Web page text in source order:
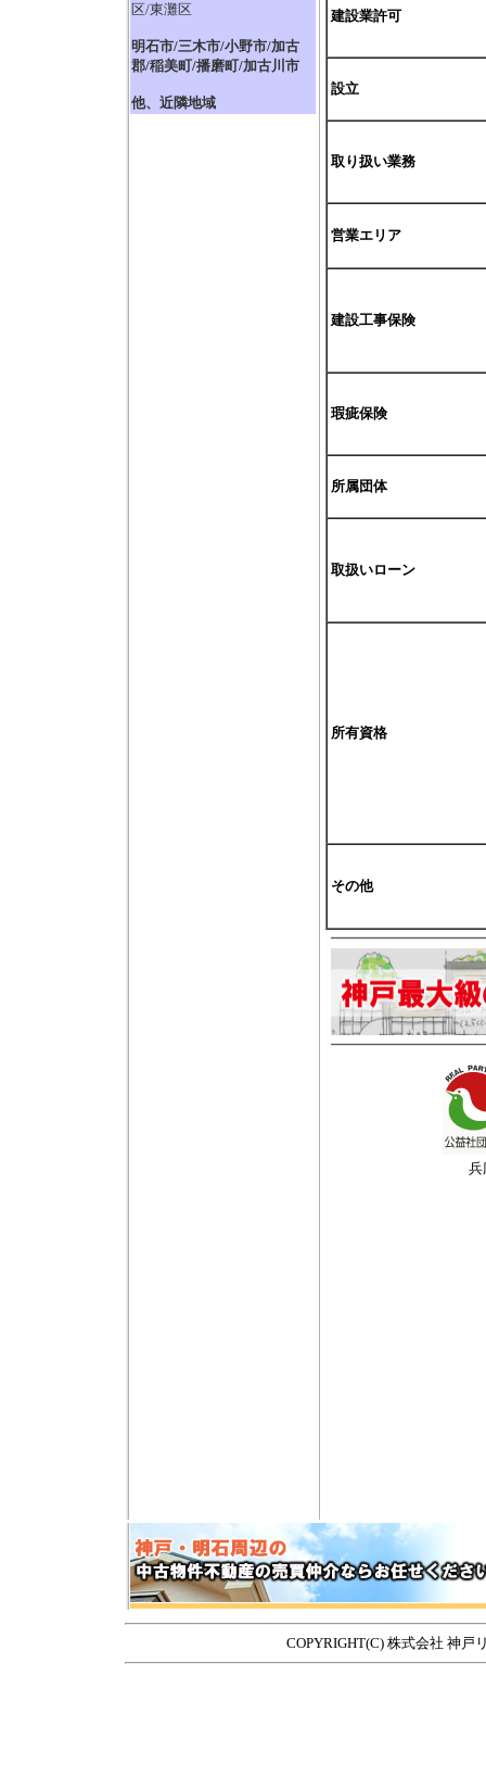
区/東灘区
明石市/三木市/小野市/加古
郡/稲美町/播磨町/加古川市
他、近隣地域
建設業許可
設立
取り扱い業務
営業エリア
建設工事保険
瑕疵保険
所属団体
取扱いローン
所有資格
その他
兵
COPYRIGHT(C) 株式会社 神戸